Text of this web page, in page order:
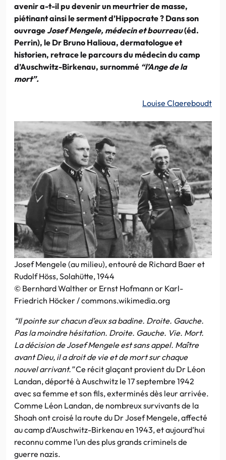
avenir a-t-il pu devenir un meurtrier de masse,
piétinant ainsi le serment d’Hippocrate ? Dans son
ouvrageJosef Mengele, médecin et bourreau(éd.
Perrin), le Dr Bruno Halioua, dermatologue et
historien, retrace le parcours du médecin du camp
d’Auschwitz-Birkenau, surnommé “l’Ange de la
mort”.
Louise Claereboudt
Josef Mengele (au milieu), entouré de Richard Baer et
Rudolf Höss, Solahütte, 1944
© Bernhard Walther or Ernst Hofmann or Karl-
Friedrich Höcker / commons.wikimedia.org
“Il pointe sur chacun d’eux sa badine. Droite. Gauche.
Pas la moindre hésitation. Droite. Gauche. Vie. Mort.
La décision de Josef Mengele est sans appel. Maître
avant Dieu, il a droit de vie et de mort sur chaque
nouvel arrivant.”Ce récit glaçant provient du Dr Léon
Landan, déporté à Auschwitz le 17 septembre 1942
avec sa femme et son fils, exterminés dès leur arrivée.
Comme Léon Landan, de nombreux survivants de la
Shoah ont croisé la route du Dr Josef Mengele, affecté
au camp d’Auschwitz-Birkenau en 1943, et aujourd’hui
reconnu comme l’un des plus grands criminels de
guerre nazis.